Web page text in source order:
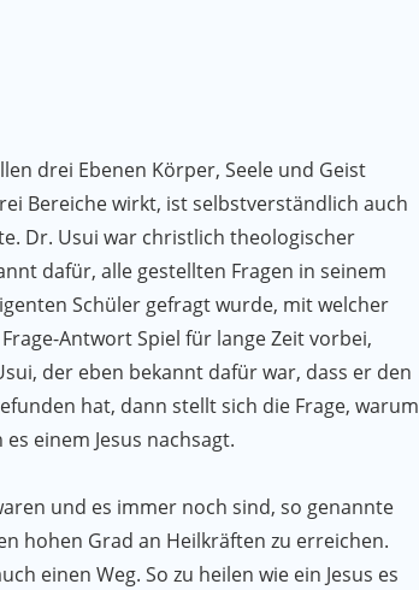
drei Ebenen Körper, Seele und Geist
Bereiche wirkt, ist selbstverständlich auch
Dr. Usui war christlich theologischer
dafür, alle gestellten Fragen in seinem
Schüler gefragt wurde, mit welcher
Antwort Spiel für lange Zeit vorbei,
der eben bekannt dafür war, dass er den
hat, dann stellt sich die Frage, warum
einem Jesus nachsagt.
und es immer noch sind, so genannte
hohen Grad an Heilkräften zu erreichen.
einen Weg. So zu heilen wie ein Jesus es